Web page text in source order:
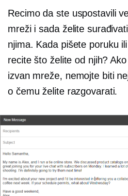
Recimo da ste uspostavili
mreži i sada želite
njima. Kada pišete poruku
recite što želite od njih?
izvan mreže, nemojte biti
o čemu želite razgovarati.